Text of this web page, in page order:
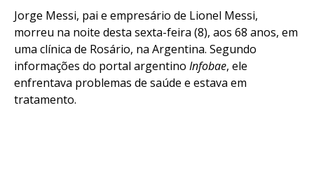
Jorge Messi, pai e empresário de Lionel Messi,
morreu na noite desta sexta-feira (8), aos 68 anos, em
uma clínica de Rosário, na Argentina. Segundo
informações do portal argentino Infobae, ele
enfrentava problemas de saúde e estava em
tratamento.